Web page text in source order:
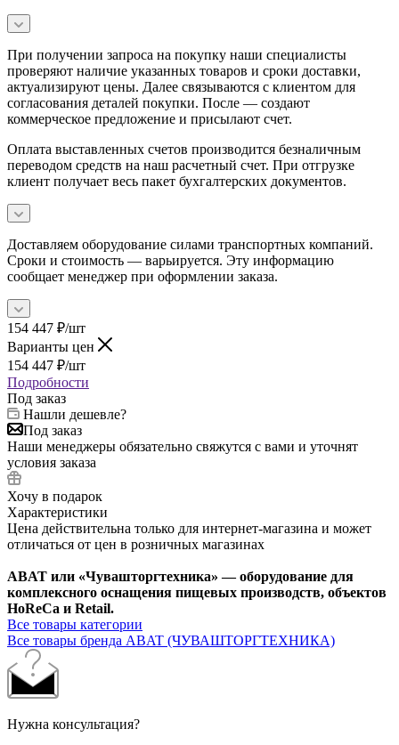
При получении запроса на покупку наши специалисты
проверяют наличие указанных товаров и сроки доставки,
актуализируют цены. Далее связываются с клиентом для
согласования деталей покупки. После — создают
коммерческое предложение и присылают счет.
Оплата выставленных счетов производится безналичным
переводом средств на наш расчетный счет. При отгрузке
клиент получает весь пакет бухгалтерских документов.
Доставляем оборудование силами транспортных компаний.
Сроки и стоимость — варьируется. Эту информацию
сообщает менеджер при оформлении заказа.
154 447 ₽/шт
Варианты цен
154 447 ₽/шт
Подробности
Под заказ
Нашли дешевле?
Под заказ
Наши менеджеры обязательно свяжутся с вами и уточнят
условия заказа
Хочу в подарок
Характеристики
Цена действительна только для интернет-магазина и может
отличаться от цен в розничных магазинах
ABAT или «Чувашторгтехника» — оборудование для
комплексного оснащения пищевых производств, объектов
HoReCa и Retail.
Все товары категории
Все товары бренда ABAT (ЧУВАШТОРГТЕХНИКА)
Нужна консультация?